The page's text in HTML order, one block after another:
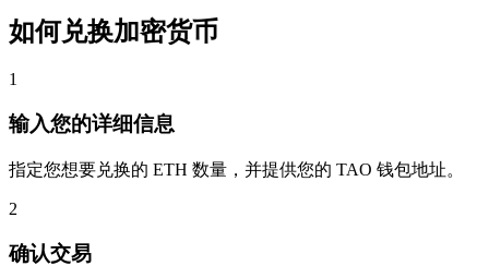
如何兑换加密货币
1
输入您的详细信息
指定您想要兑换的 ETH 数量，并提供您的 TAO 钱包地址。
2
确认交易